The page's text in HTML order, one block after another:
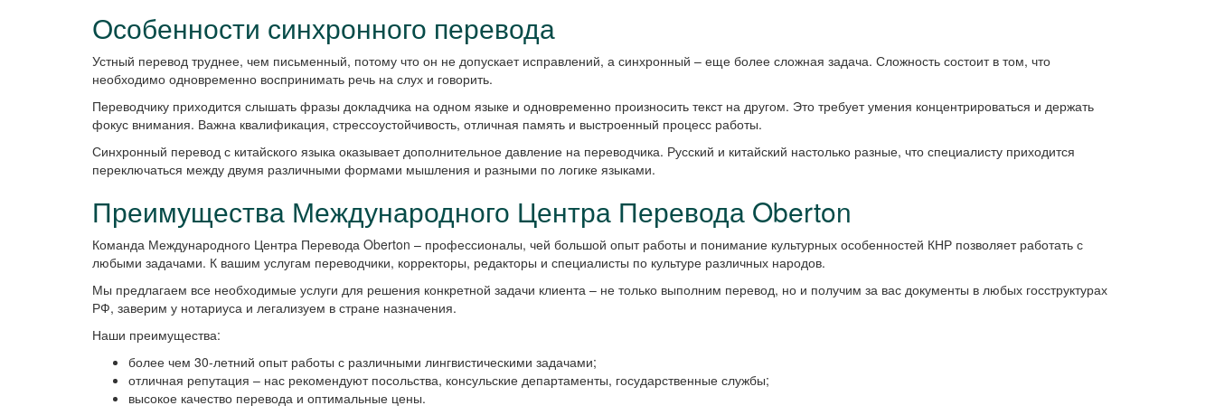
Особенности синхронного перевода
Устный перевод труднее, чем письменный, потому что он не допускает исправлений, а синхронный – еще более сложная задача. Сложность состоит в том, что
необходимо одновременно воспринимать речь на слух и говорить.
Переводчику приходится слышать фразы докладчика на одном языке и одновременно произносить текст на другом. Это требует умения концентрироваться и держать
фокус внимания. Важна квалификация, стрессоустойчивость, отличная память и выстроенный процесс работы.
Синхронный перевод с китайского языка оказывает дополнительное давление на переводчика. Русский и китайский настолько разные, что специалисту приходится
переключаться между двумя различными формами мышления и разными по логике языками.
Преимущества Международного Центра Перевода Oberton
Команда Международного Центра Перевода Oberton – профессионалы, чей большой опыт работы и понимание культурных особенностей КНР позволяет работать с
любыми задачами. К вашим услугам переводчики, корректоры, редакторы и специалисты по культуре различных народов.
Мы предлагаем все необходимые услуги для решения конкретной задачи клиента – не только выполним перевод, но и получим за вас документы в любых госструктурах
РФ, заверим у нотариуса и легализуем в стране назначения.
Наши преимущества:
более чем 30-летний опыт работы с различными лингвистическими задачами;
отличная репутация – нас рекомендуют посольства, консульские департаменты, государственные службы;
высокое качество перевода и оптимальные цены.